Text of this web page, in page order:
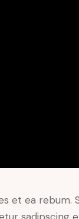
et ea